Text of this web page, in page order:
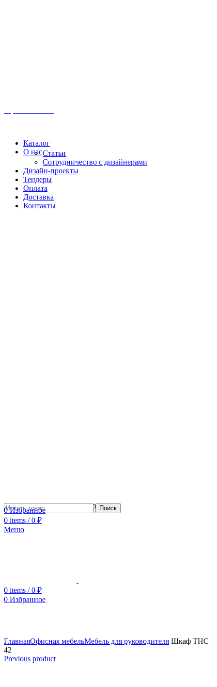
Каталог
О насСтатьи
Сотрудничество с дизайнерами
Дизайн-проекты
Тендеры
Оплата
Доставка
Контакты
Сотрудничество с дизайнерамиПоиск
0Избранное
0 items / 0 ₽
Меню
0 items / 0 ₽
0 Избранное
ГлавнаяОфисная мебельМебель для руководителя Шкаф THC
42
Previous product